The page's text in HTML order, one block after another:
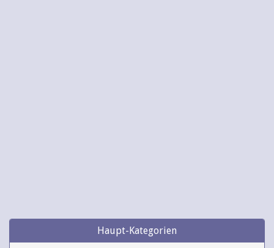
Haupt-Kategorien